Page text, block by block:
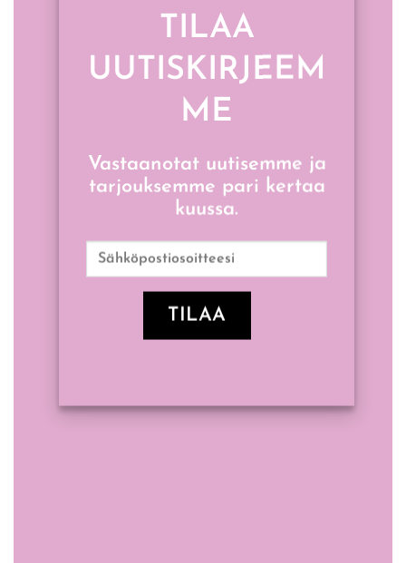
TILAA
UUTISKIRJEEM
ME
Vastaanotat uutisemme ja
tarjouksemme pari kertaa
kuussa.